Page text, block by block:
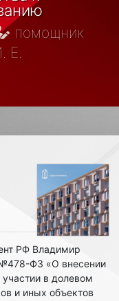
помощник
Е.
РФ Владимир
ФЗ «О внесении
в долевом
и иных объектов